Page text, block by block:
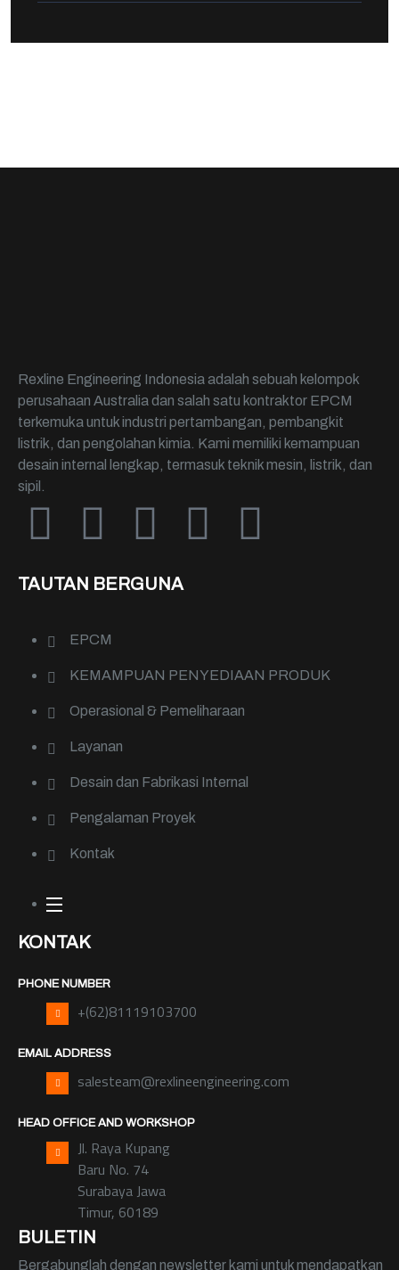
Rexline Engineering Indonesia adalah sebuah kelompok
perusahaan Australia dan salah satu kontraktor EPCM
terkemuka untuk industri pertambangan, pembangkit
listrik, dan pengolahan kimia. Kami memiliki kemampuan
desain internal lengkap, termasuk teknik mesin, listrik, dan
sipil.
TAUTAN BERGUNA
EPCM
KEMAMPUAN PENYEDIAAN PRODUK
Operasional & Pemeliharaan
Layanan
Desain dan Fabrikasi Internal
Pengalaman Proyek
Kontak
KONTAK
PHONE NUMBER
+(62)81119103700
EMAIL ADDRESS
salesteam@rexlineengineering.com
HEAD OFFICE AND WORKSHOP
Jl. Raya Kupang
Baru No. 74
Surabaya Jawa
Timur, 60189
BULETIN
Bergabunglah dengan newsletter kami untuk mendapatkan